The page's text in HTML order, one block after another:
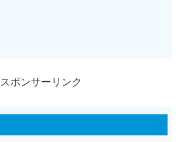
スポンサーリンク